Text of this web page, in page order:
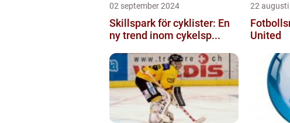
02 september 2024
Skillspark för cyklister: En
ny trend inom cykelsp...
22
United